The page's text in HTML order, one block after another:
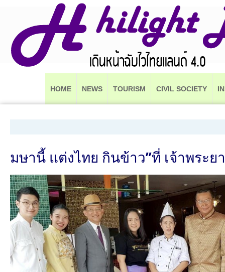
HOME NEWS TOURISM CIVIL SOCIETY
มษานี้ แต่งไทย กินข้าว”ที่ เจ้าพระย